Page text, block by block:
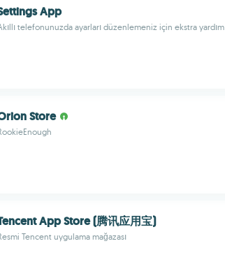
App
telefonunuzda ayarları düzenlemeniz için ekstra yardım
Store
App Store (腾讯应用宝)
Tencent uygulama mağazası